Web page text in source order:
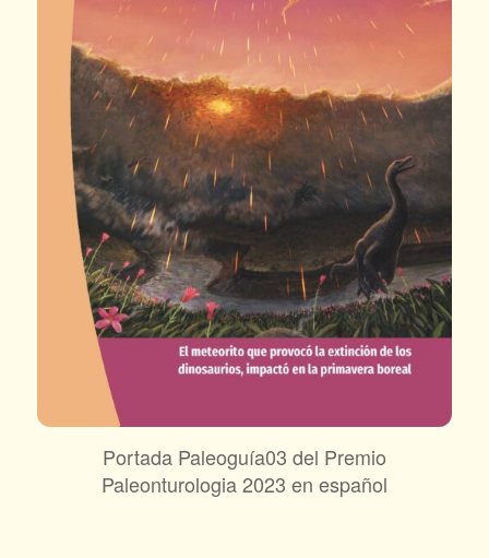
Portada Paleoguía03 del Premio
Paleonturologia 2023 en español